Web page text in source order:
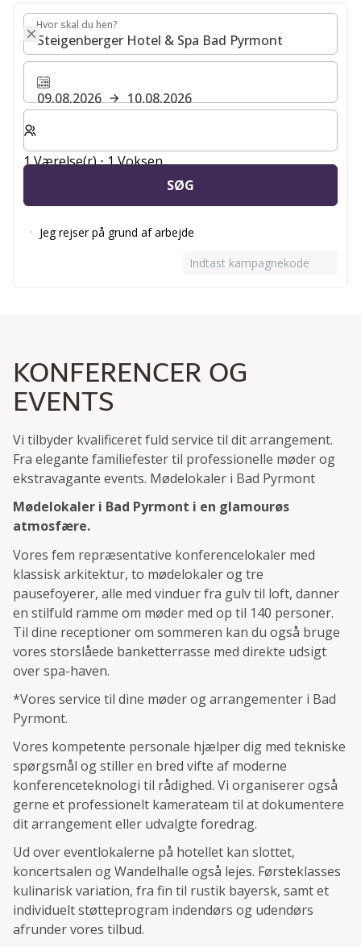
Hvor skal du hen?
Hvor skal du hen?
09.08.2026
10.08.2026
Vælg antal værelser og gæster til dit ophold
1 Værelse(r) ⋅ 1 Voksen
SØG
Jeg rejser på grund af arbejde
Indtast kampagnekode
KONFERENCER OG
EVENTS
Vi tilbyder kvalificeret fuld service til dit arrangement.
Fra elegante familiefester til professionelle møder og
ekstravagante events. Mødelokaler i Bad Pyrmont
Mødelokaler i Bad Pyrmont i en glamourøs
atmosfære.
Vores fem repræsentative konferencelokaler med
klassisk arkitektur, to mødelokaler og tre
pausefoyerer, alle med vinduer fra gulv til loft, danner
en stilfuld ramme om møder med op til 140 personer.
Til dine receptioner om sommeren kan du også bruge
vores storslåede banketterrasse med direkte udsigt
over spa-haven.
*Vores service til dine møder og arrangementer i Bad
Pyrmont.
Vores kompetente personale hjælper dig med tekniske
spørgsmål og stiller en bred vifte af moderne
konferenceteknologi til rådighed. Vi organiserer også
gerne et professionelt kamerateam til at dokumentere
dit arrangement eller udvalgte foredrag.
Ud over eventlokalerne på hotellet kan slottet,
koncertsalen og Wandelhalle også lejes. Førsteklasses
kulinarisk variation, fra fin til rustik bayersk, samt et
individuelt støtteprogram indendørs og udendørs
afrunder vores tilbud.